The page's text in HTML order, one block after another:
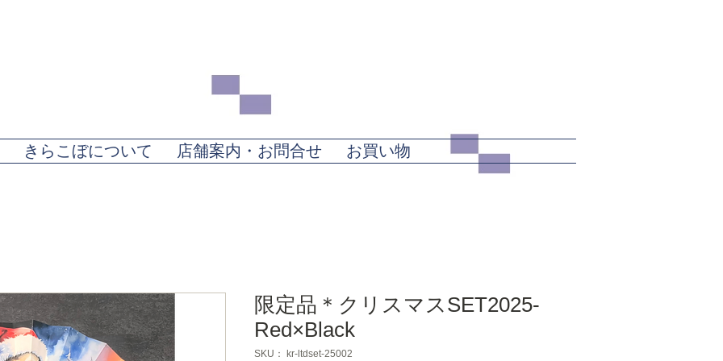
きらこぼについて 店舗案内・お問合せ お買い物
限定品＊クリスマスSET2025-
Red×Black
SKU： kr-ltdset-25002